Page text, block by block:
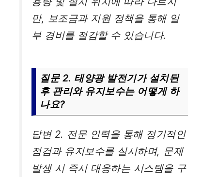
만, 보조금과 지원 정책을 통해 일
부 경비를 절감할 수 있습니다.
질문 2. 태양광 발전기가 설치된
후 관리와 유지보수는 어떻게 하
나요?
답변 2. 전문 인력을 통해 정기적인
점검과 유지보수를 실시하며, 문제
발생 시 즉시 대응하는 시스템을 구